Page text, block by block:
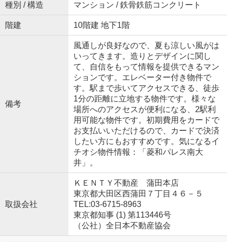
種別 / 構造 マンション / 鉄骨鉄筋コンクリート
階建 10階建 地下1階
備考
風通しが良好なので、夏も涼しい風がは
いってきます。造りとデザインに関し
て、自信をもって情報を提供できるマン
ションです。エレベーター付き物件で
す。駅まで歩いてアクセスできる、徒歩
1分の距離に立地する物件です。様々な
場所へのアクセスが便利になる、2駅利
用可能な物件です。初期費用をカードで
お支払いいただけるので、カードで決済
したい方にもおすすめです。気になるイ
チオシ物件情報：「菱和パレス南大
井」。
取扱会社
ＫＥＮＴＹ不動産 蒲田本店
東京都大田区西蒲田７丁目４６－５
TEL:03-6715-8963
東京都知事 (1) 第113446号
（公社）全日本不動産協会